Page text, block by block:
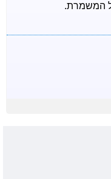
המשמרת.